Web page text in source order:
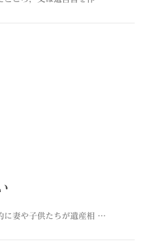
に妻や子供たちが遺産相 …